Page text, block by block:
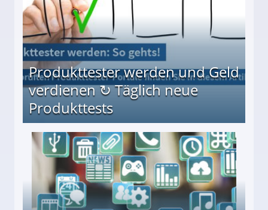
Produkttester werden und Geld
verdienen ↻ Täglich neue
Produkttests
↻ Täglich neue Produkttests